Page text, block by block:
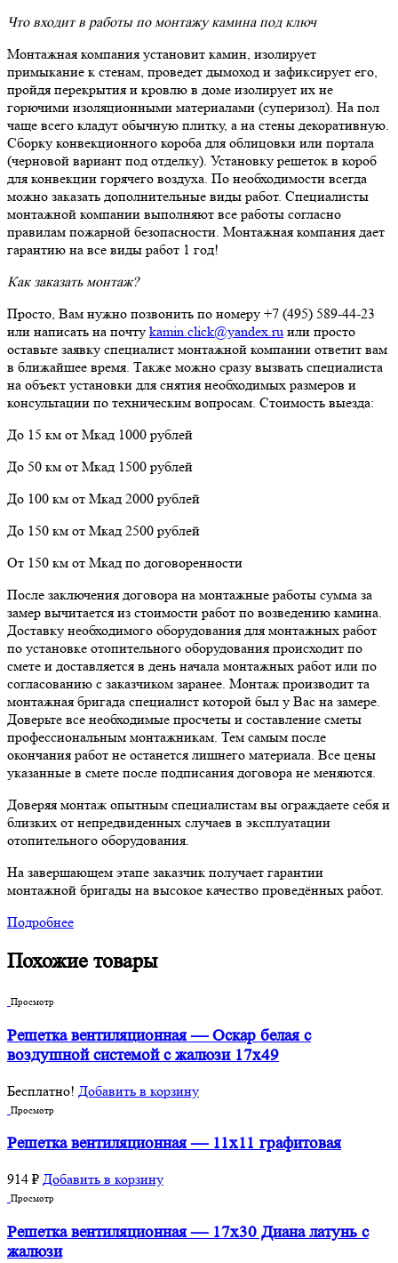
Что входит в работы по монтажу камина под ключ
Монтажная компания установит камин, изолирует
примыкание к стенам, проведет дымоход и зафиксирует его,
пройдя перекрытия и кровлю в доме изолирует их не
горючими изоляционными материалами (суперизол). На пол
чаще всего кладут обычную плитку, а на стены декоративную.
Сборку конвекционного короба для облицовки или портала
(черновой вариант под отделку). Установку решеток в короб
для конвекции горячего воздуха. По необходимости всегда
можно заказать дополнительные виды работ. Специалисты
монтажной компании выполняют все работы согласно
правилам пожарной безопасности. Монтажная компания дает
гарантию на все виды работ 1 год!
Как заказать монтаж?
Просто, Вам нужно позвонить по номеру +7 (495) 589-44-23
или написать на почту kamin.click@yandex.ru или просто
оставьте заявку специалист монтажной компании ответит вам
в ближайшее время. Также можно сразу вызвать специалиста
на объект установки для снятия необходимых размеров и
консультации по техническим вопросам. Стоимость выезда:
До 15 км от Мкад 1000 рублей
До 50 км от Мкад 1500 рублей
До 100 км от Мкад 2000 рублей
До 150 км от Мкад 2500 рублей
От 150 км от Мкад по договоренности
После заключения договора на монтажные работы сумма за
замер вычитается из стоимости работ по возведению камина.
Доставку необходимого оборудования для монтажных работ
по установке отопительного оборудования происходит по
смете и доставляется в день начала монтажных работ или по
согласованию с заказчиком заранее. Монтаж производит та
монтажная бригада специалист которой был у Вас на замере.
Доверьте все необходимые просчеты и составление сметы
профессиональным монтажникам. Тем самым после
окончания работ не останется лишнего материала. Все цены
указанные в смете после подписания договора не меняются.
Доверяя монтаж опытным специалистам вы ограждаете себя и
близких от непредвиденных случаев в эксплуатации
отопительного оборудования.
На завершающем этапе заказчик получает гарантии
монтажной бригады на высокое качество проведённых работ.
Подробнее
Похожие товары
Просмотр
Решетка вентиляционная — Оскар белая с
воздушной системой с жалюзи 17х49
Бесплатно! Добавить в корзину
Просмотр
Решетка вентиляционная — 11х11 графитовая
914 ₽ Добавить в корзину
Просмотр
Решетка вентиляционная — 17х30 Диана латунь с
жалюзи